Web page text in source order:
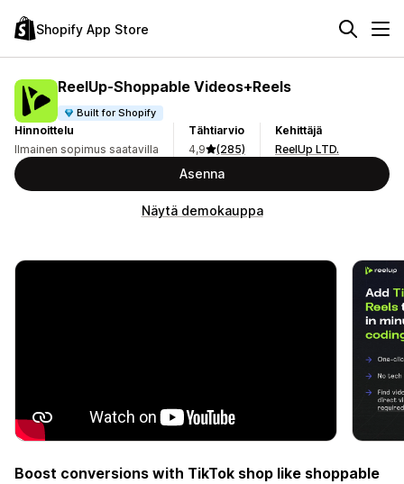
Shopify App Store
ReelUp‑Shoppable Videos+Reels
Built for Shopify
Hinnoittelu
Ilmainen sopimus saatavilla
Tähtiarvio
4,9
(285)
Kehittäjä
ReelUp LTD.
Asenna
Näytä demokauppa
Boost conversions with TikTok shop like shoppable